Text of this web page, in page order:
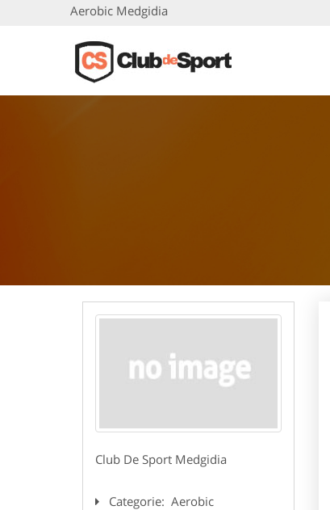
Aerobic Medgidia
Club De Sport Medgidia
Categorie: Aerobic